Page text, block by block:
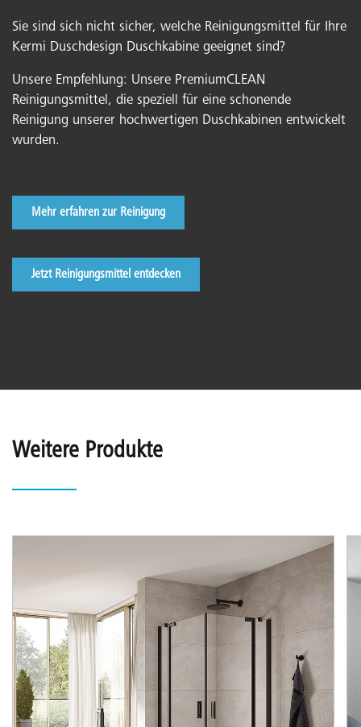
Sie sind sich nicht sicher, welche Reinigungsmittel für Ihre
Kermi Duschdesign Duschkabine geeignet sind?
Unsere Empfehlung: Unsere PremiumCLEAN
Reinigungsmittel, die speziell für eine schonende
Reinigung unserer hochwertigen Duschkabinen entwickelt
wurden.
Mehr erfahren zur Reinigung
Jetzt Reinigungsmittel entdecken
Weitere Produkte